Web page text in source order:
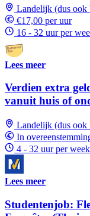
Landelijk (dus
€17,00 per uur
16 - 32 uur per
Lees meer
Verdien extra
vanuit huis of
Landelijk (dus
In
4 - 32 uur per week
Lees meer
Studentenjob: